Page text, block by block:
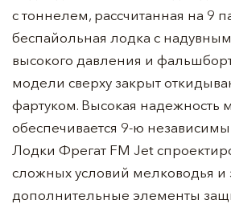
с тоннелем, рассчитанная на 9
беспайольная лодка с
высокого давления и
модели сверху закрыт
фартуком. Высокая надежность
обеспечивается 9-ю
Лодки Фрегат FM Jet
сложных условий мелководья и
дополнительные элементы